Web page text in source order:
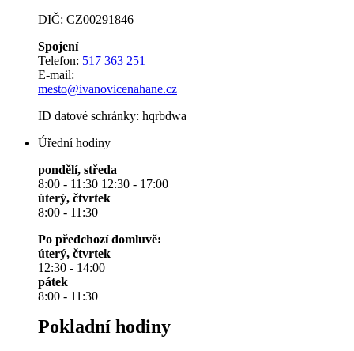
DIČ: CZ00291846
Spojení
Telefon: 517 363 251
E-mail:
mesto@ivanovicenahane.cz
ID datové schránky: hqrbdwa
Úřední hodiny
pondělí, středa
8:00 - 11:30 12:30 - 17:00
úterý, čtvrtek
8:00 - 11:30
Po předchozí domluvě:
úterý, čtvrtek
12:30 - 14:00
pátek
8:00 - 11:30
Pokladní hodiny